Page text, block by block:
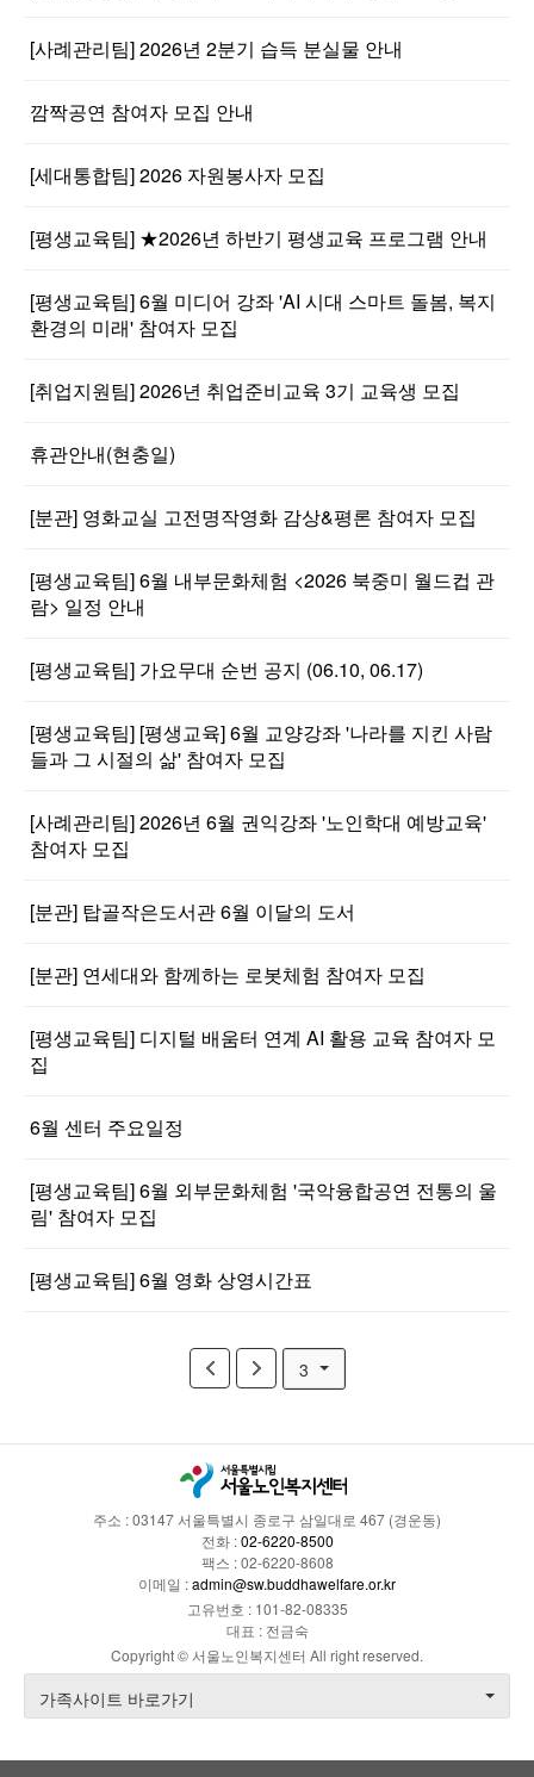
[사례관리팀] 2026년 2분기 습득 분실물 안내
깜짝공연 참여자 모집 안내
[세대통합팀] 2026 자원봉사자 모집
[평생교육팀] ★2026년 하반기 평생교육 프로그램 안내
[평생교육팀] 6월 미디어 강좌 'AI 시대 스마트 돌봄, 복지
환경의 미래' 참여자 모집
[취업지원팀] 2026년 취업준비교육 3기 교육생 모집
휴관안내(현충일)
[분관] 영화교실 고전명작영화 감상&평론 참여자 모집
[평생교육팀] 6월 내부문화체험 <2026 북중미 월드컵 관
람> 일정 안내
[평생교육팀] 가요무대 순번 공지 (06.10, 06.17)
[평생교육팀] [평생교육] 6월 교양강좌 '나라를 지킨 사람
들과 그 시절의 삶' 참여자 모집
[사례관리팀] 2026년 6월 권익강좌 '노인학대 예방교육'
참여자 모집
[분관] 탑골작은도서관 6월 이달의 도서
[분관] 연세대와 함께하는 로봇체험 참여자 모집
[평생교육팀] 디지털 배움터 연계 AI 활용 교육 참여자 모
집
6월 센터 주요일정
[평생교육팀] 6월 외부문화체험 '국악융합공연 전통의 울
림' 참여자 모집
[평생교육팀] 6월 영화 상영시간표
3
주소 : 03147 서울특별시 종로구 삼일대로 467 (경운동)
전화 :02-6220-8500
팩스 : 02-6220-8608
이메일 :admin@sw.buddhawelfare.or.kr
고유번호 : 101-82-08335
대표 : 전금숙
Copyright © 서울노인복지센터 All right reserved.
가족사이트 바로가기